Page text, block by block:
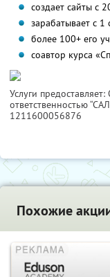
создает сайты с
зарабатывает с
более 100+ его
соавтор курса
Услуги
ответственностью
1211600056876
Похожие